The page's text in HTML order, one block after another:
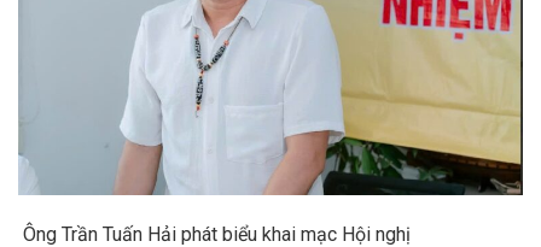
Ông Trần Tuấn Hải phát biểu khai mạc Hội nghị